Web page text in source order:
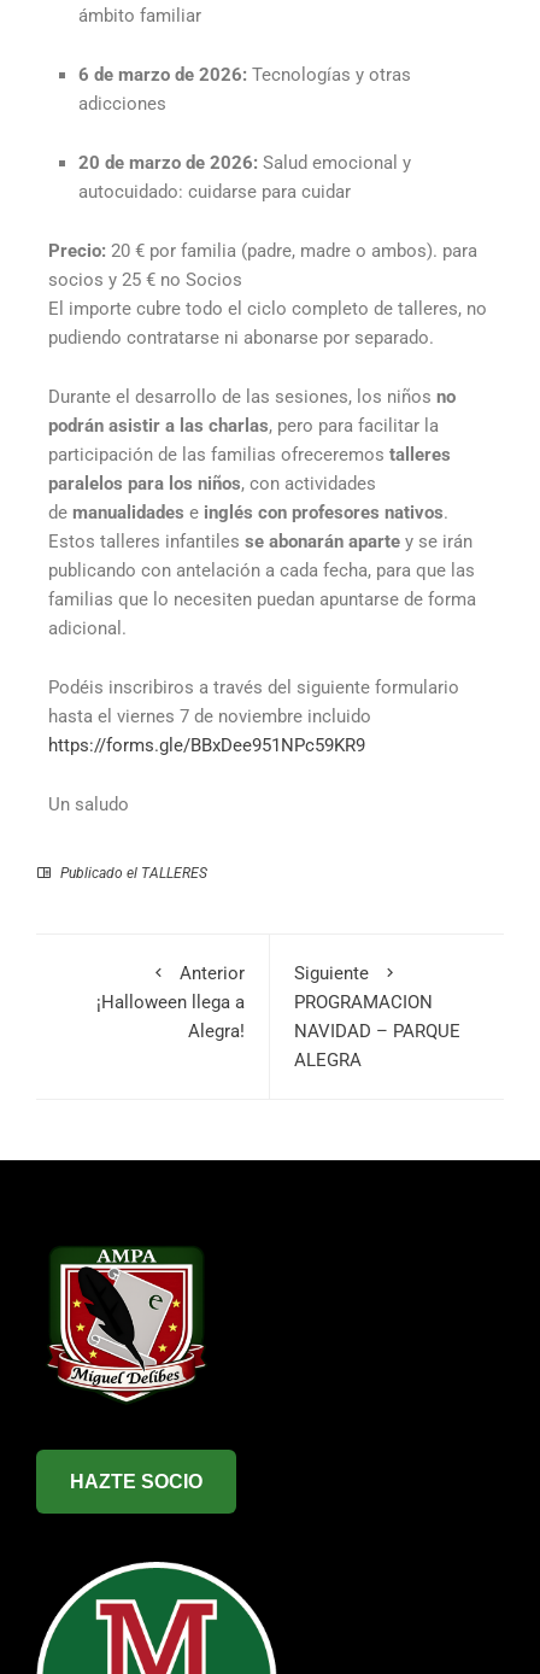
ámbito familiar
6 de marzo de 2026: Tecnologías y otras
adicciones
20 de marzo de 2026: Salud emocional y
autocuidado: cuidarse para cuidar
Precio: 20 € por familia (padre, madre o ambos). para
socios y 25 € no Socios
El importe cubre todo el ciclo completo de talleres, no
pudiendo contratarse ni abonarse por separado.
Durante el desarrollo de las sesiones, los niños no
podrán asistir a las charlas, pero para facilitar la
participación de las familias ofreceremos talleres
paralelos para los niños, con actividades
de manualidades e inglés con profesores nativos.
Estos talleres infantiles se abonarán aparte y se irán
publicando con antelación a cada fecha, para que las
familias que lo necesiten puedan apuntarse de forma
adicional.
Podéis inscribiros a través del siguiente formulario
hasta el viernes 7 de noviembre incluido
https://forms.gle/BBxDee951NPc59KR9
Un saludo
Publicado el TALLERES
Anterior
¡Halloween llega a
Alegra!
Siguiente
PROGRAMACION
NAVIDAD – PARQUE
ALEGRA
HAZTE SOCIO